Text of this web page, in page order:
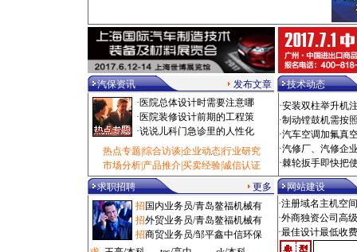
·洗车房/滨州市 110元
气钻/广州市 11000元
诊断仪/沈阳市 11000元
光毂机/枣庄市 11500元
·设备工具/闸北区 11500元
粘接剂/闵行区 11800元
添加剂/石家庄市 12元
吸尘机/深圳市 1200元
空压机/杭州市 12000元
磨砂机/广州市 125元
·扒胎机/鞍山市 12500元
·冷铆机/长春市 12500元
检测线/株洲市 125000元
工具车/嘉定区 1280元
汽贸管理/抚顺市 1280元
汽保资讯 发布文章
技术动态
· 医院总体设计时需要注意哪
· 医院装修设计前期的工程策
·说说儿科门急诊里的人性化
热点专题 综合访谈 企业动态行业研究
市场分析 产品推介买卖经验诚信认证
·安装双柱举升机
·制动镗鼓机需按
·汽车空调加氟真
·汽修厂、汽修企
·棘轮扳手即快把
求职招聘 更多
网站建设
招 国内业务员/青岛鳌福机械有
招外贸业务员/青岛鳌福机械有
招商贸业务员/邹平鑫中信环保
·注册域名主机空
·外商独资公司高
·最佳设计最低收